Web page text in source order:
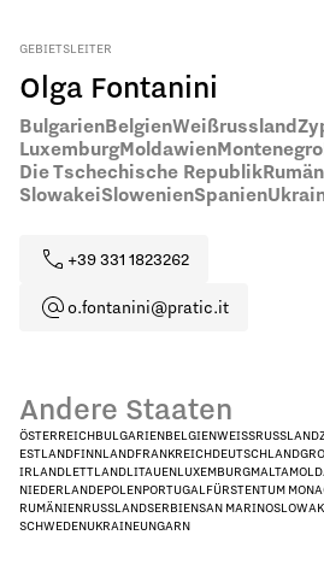
GEBIETSLEITER
Olga Fontanini
BulgarienBelgienWeißrussland
LuxemburgMoldawienMontenegro
Die Tschechische Republik
SlowakeiSlowenienSpanien
+39 331 1823262
o.fontanini@pratic.it
Andere Staaten
ÖSTERREICHBULGARIENBELGIENWEISSRUSSLAND
ESTLANDFINNLANDFRANKREICHDEUTSCHLAND
IRLANDLETTLANDLITAUENLUXEMBURGMALTA
NIEDERLANDEPOLENPORTUGALFÜRSTENTUM
RUMÄNIENRUSSLANDSERBIENSAN MARINO
SCHWEDENUKRAINEUNGARN